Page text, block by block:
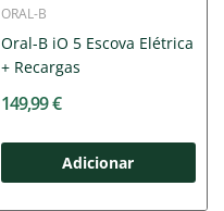
ORAL-B
Oral-B iO 5 Escova Elétrica
+ Recargas
149,99 €
Adicionar